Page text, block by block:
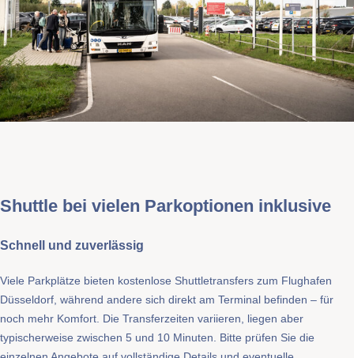
Shuttle bei vielen Parkoptionen inklusive
Schnell und zuverlässig
Viele Parkplätze bieten kostenlose Shuttletransfers zum Flughafen
Düsseldorf, während andere sich direkt am Terminal befinden – für
noch mehr Komfort. Die Transferzeiten variieren, liegen aber
typischerweise zwischen 5 und 10 Minuten. Bitte prüfen Sie die